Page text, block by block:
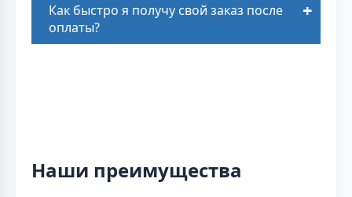
Как быстро я получу свой заказ после
оплаты?
Наши преимущества